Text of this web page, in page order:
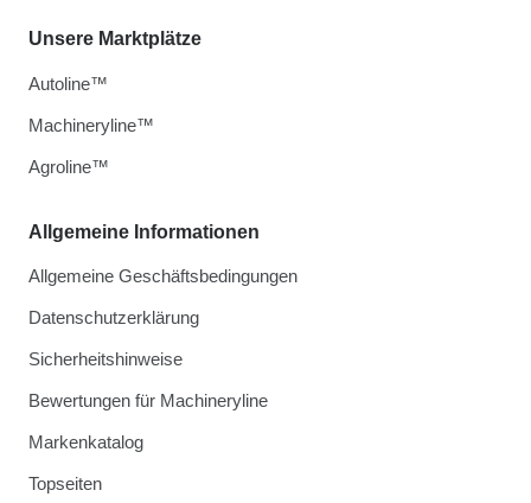
Allgemeine Informationen
Allgemeine Geschäftsbedingungen
Datenschutzerklärung
Sicherheitshinweise
Bewertungen für Machineryline
Markenkatalog
Topseiten
Unsere Marktplätze
Autoline™
Machineryline™
Agroline™